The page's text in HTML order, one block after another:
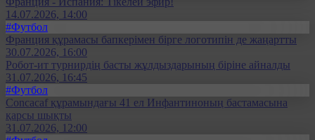
14.07.2026, 14:00
#Футбол
Франция құрамасы бапкерімен бірге логотипін де жаңартты
30.07.2026, 16:00
Робот-ит турнирдің басты жұлдыздарының біріне айналды
31.07.2026, 16:45
#Футбол
Concacaf құрамындағы 41 ел Инфантиноның бастамасына
қарсы шықты
31.07.2026, 12:00